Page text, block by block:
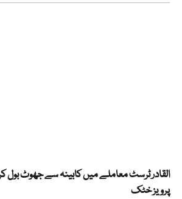
القادر ٹرسٹ معاملے میں کابینہ سے جھوٹ بول
پرویز خٹک